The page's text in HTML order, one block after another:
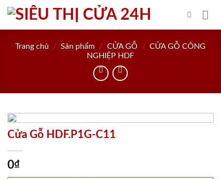
Skip
content
Trang chủ / Sản phẩm / CỬA GỖ / CỬA GỖ CÔNG
NGHIỆP HDF
Cửa Gỗ HDF.P1G-C11
0₫